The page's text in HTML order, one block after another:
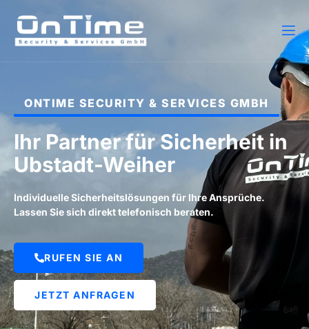
ONTIME SECURITY & SERVICES GMBH
Ihr Partner für Sicherheit in
Ubstadt-Weiher
Individuelle Sicherheitslösungen für Ihre Ansprüche.
Lassen Sie sich direkt telefonisch beraten.
RUFEN SIE AN
JETZT ANFRAGEN